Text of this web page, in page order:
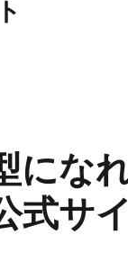
にな
式サ